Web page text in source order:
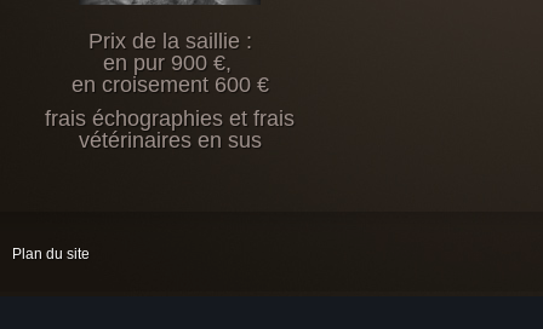
Prix de la saillie :
en pur 900 €,
en croisement 600 €
frais échographies et frais
vétérinaires en sus
Plan du site